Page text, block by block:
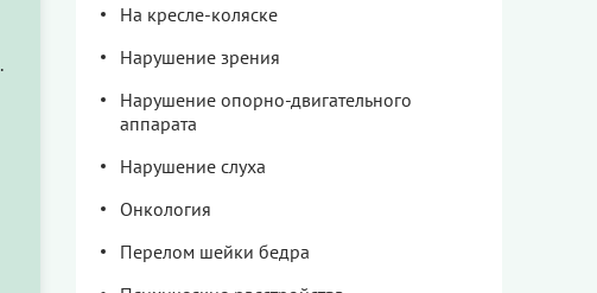
.
На кресле-коляске
Нарушение зрения
Нарушение опорно-двигательного
аппарата
Нарушение слуха
Онкология
Перелом шейки бедра